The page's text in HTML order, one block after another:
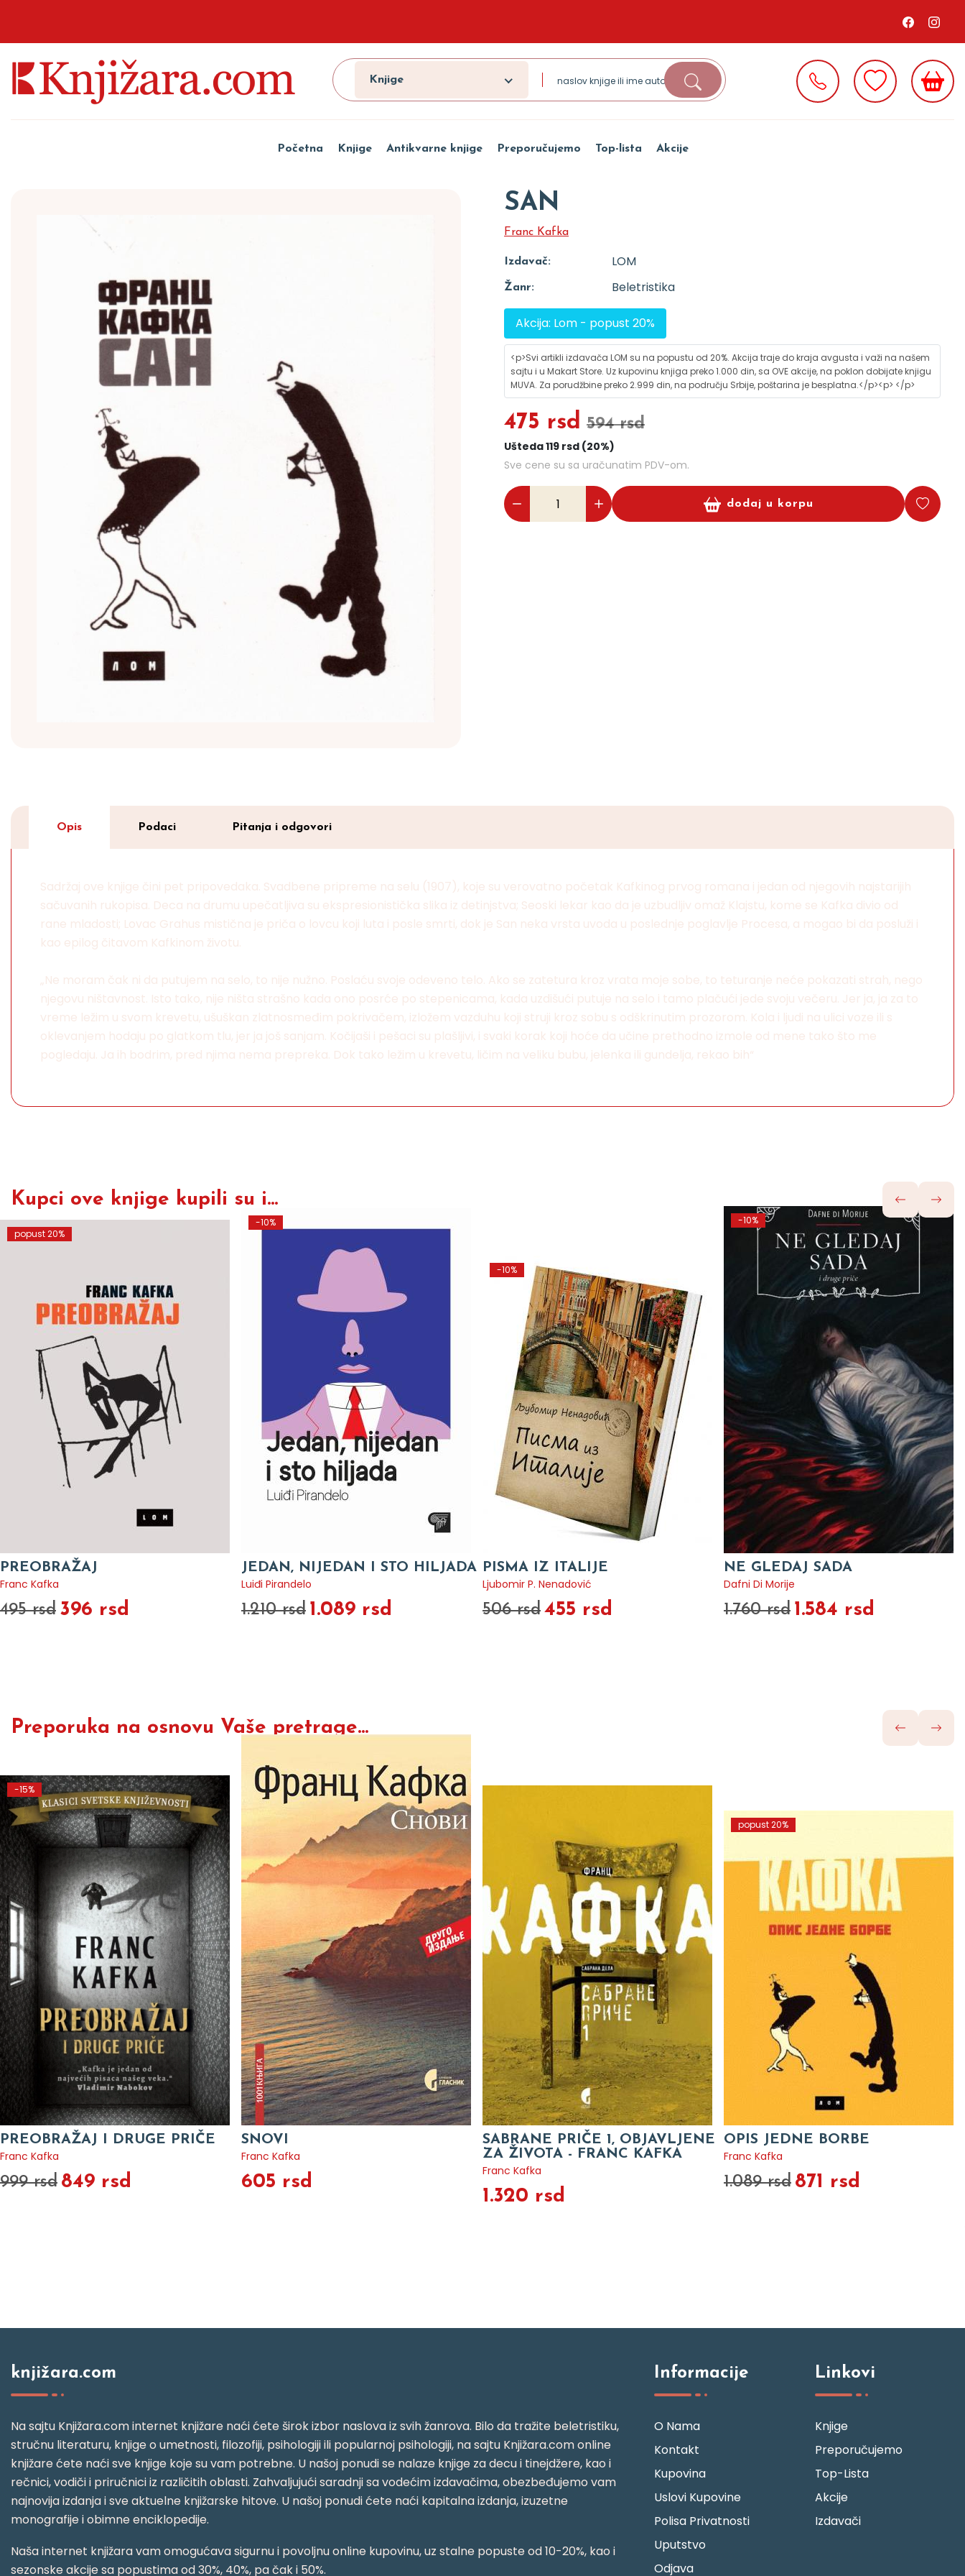
Knjige
Početna Knjige Antikvarne knjige Preporučujemo Top-lista Akcije
SAN
Franc Kafka
Izdavač: LOM
Žanr: Beletristika
Akcija: Lom - popust 20%
<p>Svi artikli izdavača LOM su na popustu od 20%. Akcija traje do kraja avgusta i važi na našem
sajtu i u Makart Store. Uz kupovinu knjiga preko 1.000 din, sa OVE akcije, na poklon dobijate knjigu
MUVA. Za porudžbine preko 2.999 din, na području Srbije, poštarina je besplatna.</p><p> </p>
475 rsd 594 rsd
Ušteda 119 rsd (20%)
Sve cene su sa uračunatim PDV-om.
dodaj u korpu
Opis Podaci Pitanja i odgovori
Sadržaj ove knjige čini pet pripovedaka. Svadbene pripreme na selu (1907), koje su verovatno početak Kafkinog prvog romana i jedan od njegovih najstarijih
sačuvanih rukopisa. Deca na drumu upečatljiva su ekspresionistička slika iz detinjstva; Seoski lekar kao da je uzbudljiv omaž Klajstu, kome se Kafka divio od
rane mladosti; Lovac Grahus mistična je priča o lovcu koji luta i posle smrti, dok je San neka vrsta uvoda u poslednje poglavlje Procesa, a mogao bi da posluži i
kao epilog čitavom Kafkinom životu.
„Ne moram čak ni da putujem na selo, to nije nužno. Poslaću svoje odeveno telo. Ako se zatetura kroz vrata moje sobe, to teturanje neće pokazati strah, nego
njegovu ništavnost. Isto tako, nije ništa strašno kada ono posrće po stepenicama, kada uzdišući putuje na selo i tamo plačući jede svoju večeru. Jer ja, ja za to
vreme ležim u svom krevetu, ušuškan zlatnosmeđim pokrivačem, izložem vazduhu koji struji kroz sobu s odškrinutim prozorom. Kola i ljudi na ulici voze ili s
oklevanjem hodaju po glatkom tlu, jer ja još sanjam. Kočijaši i pešaci su plašljivi, i svaki korak koji hoće da učine prethodno izmole od mene tako što me
pogledaju. Ja ih bodrim, pred njima nema prepreka. Dok tako ležim u krevetu, ličim na veliku bubu, jelenka ili gundelja, rekao bih“
Kupci ove knjige kupili su i...
popust 20%
PREOBRAŽAJ
Franc Kafka
495 rsd 396 rsd
-10%
JEDAN, NIJEDAN I STO HILJADA
Luiđi Pirandelo
1.210 rsd 1.089 rsd
-10%
PISMA IZ ITALIJE
Ljubomir P. Nenadović
506 rsd 455 rsd
-10%
NE GLEDAJ SADA
Dafni Di Morije
1.760 rsd 1.584 rsd
Preporuka na osnovu Vaše pretrage...
-15%
PREOBRAŽAJ I DRUGE PRIČE
Franc Kafka
999 rsd 849 rsd
SNOVI
Franc Kafka
605 rsd
SABRANE PRIČE 1, OBJAVLJENE
ZA ŽIVOTA - FRANC KAFKA
Franc Kafka
1.320 rsd
popust 20%
OPIS JEDNE BORBE
Franc Kafka
1.089 rsd 871 rsd
knjižara.com
Na sajtu Knjižara.com internet knjižare naći ćete širok izbor naslova iz svih žanrova. Bilo da tražite beletristiku,
stručnu literaturu, knjige o umetnosti, filozofiji, psihologiji ili popularnoj psihologiji, na sajtu Knjižara.com online
knjižare ćete naći sve knjige koje su vam potrebne. U našoj ponudi se nalaze knjige za decu i tinejdžere, kao i
rečnici, vodiči i priručnici iz različitih oblasti. Zahvaljujući saradnji sa vodećim izdavačima, obezbeđujemo vam
najnovija izdanja i sve aktuelne knjižarske hitove. U našoj ponudi ćete naći kapitalna izdanja, izuzetne
monografije i obimne enciklopedije.
Naša internet knjižara vam omogućava sigurnu i povoljnu online kupovinu, uz stalne popuste od 10-20%, kao i
sezonske akcije sa popustima od 30%, 40%, pa čak i 50%.
Informacije
O Nama
Kontakt
Kupovina
Uslovi Kupovine
Polisa Privatnosti
Uputstvo
Odjava
Linkovi
Knjige
Preporučujemo
Top-Lista
Akcije
Izdavači